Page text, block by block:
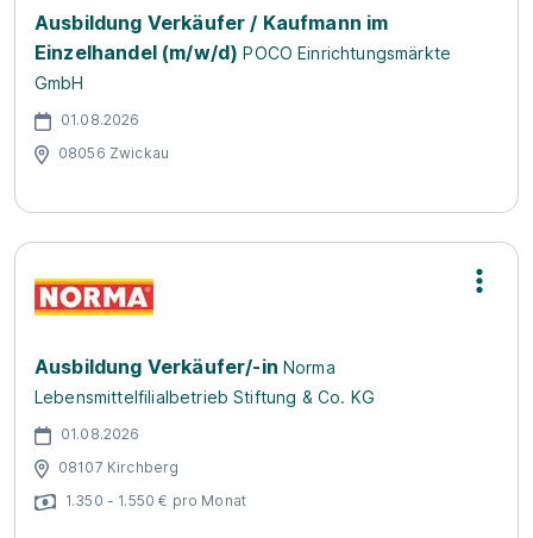
Ausbildung Verkäufer / Kaufmann im
Einzelhandel (m/w/d) POCO Einrichtungsmärkte
GmbH
01.08.2026
08056 Zwickau
Ausbildung Verkäufer/-in Norma
Lebensmittelfilialbetrieb Stiftung & Co. KG
01.08.2026
08107 Kirchberg
1.350 - 1.550 € pro Monat